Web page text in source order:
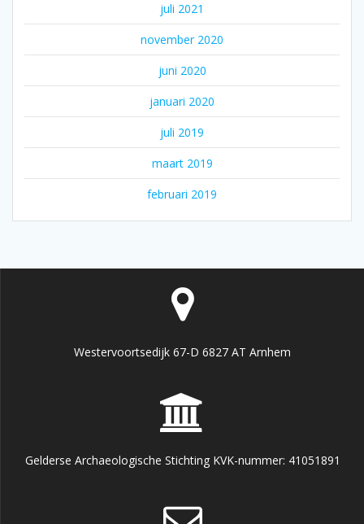
juli 2021
november 2020
juni 2020
januari 2020
juli 2019
maart 2019
februari 2019
Westervoortsedijk 67-D 6827 AT Arnhem
Gelderse Archaeologische Stichting KVK-nummer: 41051891